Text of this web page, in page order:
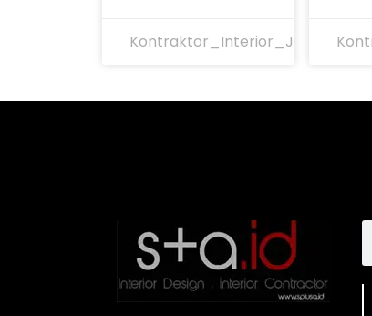
Kontraktor_Interior_Jakarta